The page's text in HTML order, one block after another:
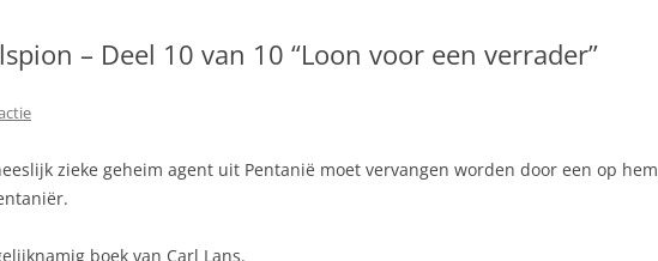
– Deel 10 van 10 “Loon voor een verrader”
zieke geheim agent uit Pentanië moet vervangen worden door een op hem
boek van Carl Lans.